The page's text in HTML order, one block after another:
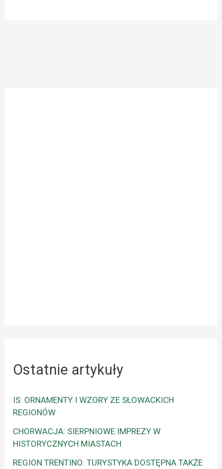
Ostatnie artykuły
IS: ORNAMENTY I WZORY ZE SŁOWACKICH
REGIONÓW
CHORWACJA: SIERPNIOWE IMPREZY W
HISTORYCZNYCH MIASTACH
REGION TRENTINO: TURYSTYKA DOSTĘPNA TAKŻE